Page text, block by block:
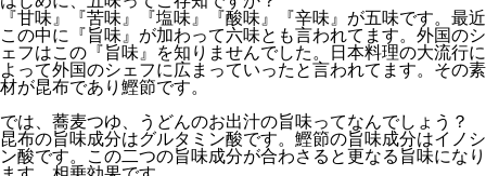
『甘味』『苦味』『塩味』『酸味』『辛味』が五味です。最近
この中に『旨味』が加わって六味とも言われてます。外国のシ
ェフはこの『旨味』を知りませんでした。日本料理の大流行に
よって外国のシェフに広まっていったと言われてます。その素
材が昆布であり鰹節です。
では、蕎麦つゆ、うどんのお出汁の旨味ってなんでしょう？
昆布の旨味成分はグルタミン酸です。鰹節の旨味成分はイノシ
ン酸です。この二つの旨味成分が合わさると更なる旨味になり